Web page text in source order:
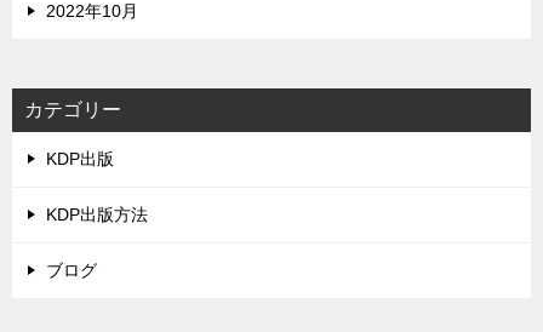
2022年10月
カテゴリー
KDP出版
KDP出版方法
ブログ